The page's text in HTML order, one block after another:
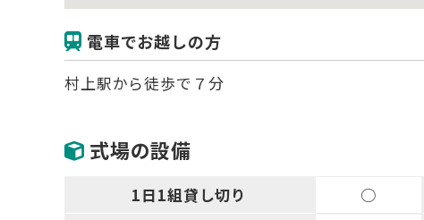
電車でお越しの方
村上駅から徒歩で７分
式場の設備
1日1組貸し切り ○